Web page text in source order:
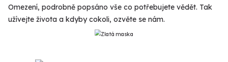
Omezení, podrobně popsáno vše co potřebujete vědět. Tak
užívejte života a kdyby cokoli, ozvěte se nám.